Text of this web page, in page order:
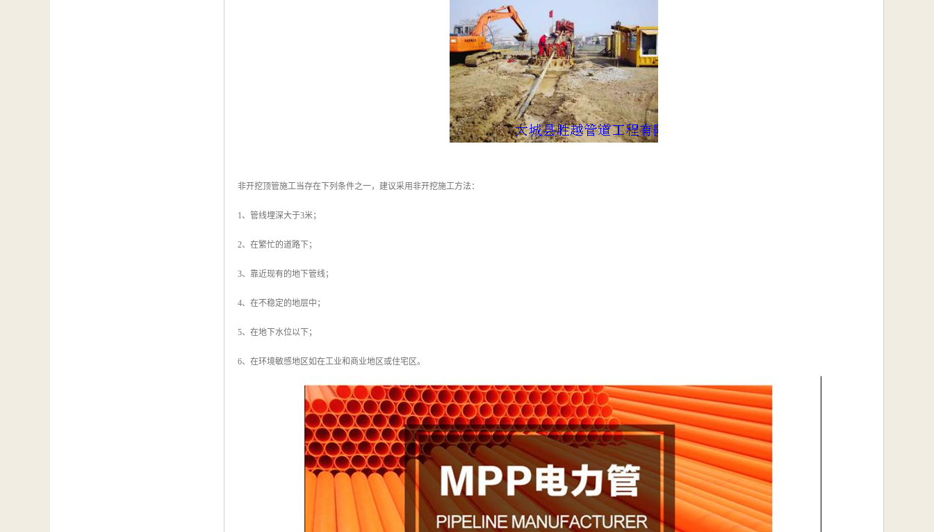
非开挖顶管施工当存在下列条件之一，建议采用非开挖施工方法：
1、管线埋深大于3米；
2、在繁忙的道路下；
3、靠近现有的地下管线；
4、在不稳定的地层中；
5、在地下水位以下；
6、在环境敏感地区如在工业和商业地区或住宅区。